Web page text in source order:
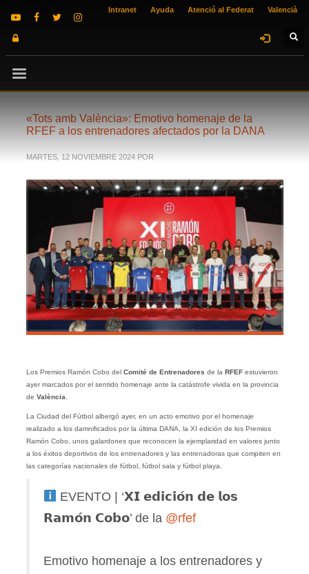
Intranet Ayuda Atenció al Federat Valencià
«Tots amb València»: Emotivo homenaje de la
RFEF a los entrenadores afectados por la DANA
MARTES, 12 NOVIEMBRE 2024 POR
Los Premios Ramón Cobo del Comité de Entrenadores de la RFEF estuvieron
ayer marcados por el sentido homenaje ante la catástrofe vivida en la provincia
de València
La Ciudad del Fútbol albergó ayer, en un acto emotivo por el homenaje
realizado a los damnificados por la última DANA, la XI edición de los Premios
Ramón Cobo, unos galardones que reconocen la ejemplaridad en valores junto
a los éxitos deportivos de los entrenadores y las entrenadoras que compiten en
las categorías nacionales de fútbol, fútbol sala y fútbol playa.
EVENTO | ‘𝗫𝗜 𝗲𝗱𝗶𝗰𝗶𝗼́𝗻 𝗱𝗲 𝗹𝗼𝘀
𝗥𝗮𝗺𝗼́𝗻 𝗖𝗼𝗯𝗼’ de la @rfef
Emotivo homenaje a los entrenadores y